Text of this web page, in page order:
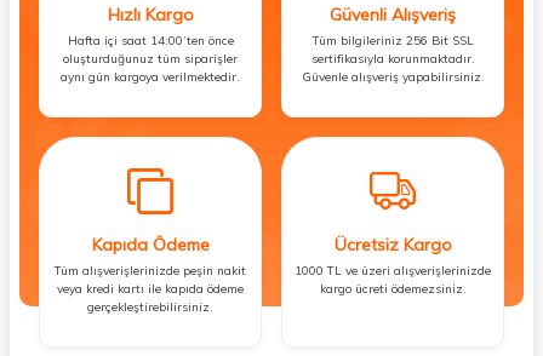
Hızlı Kargo
Hafta içi saat 14:00’ten önce
oluşturduğunuz tüm siparişler
aynı gün kargoya verilmektedir.
Güvenli Alışveriş
Tüm bilgileriniz 256 Bit SSL
sertifikasıyla korunmaktadır.
Güvenle alışveriş yapabilirsiniz.
Kapıda Ödeme
Tüm alışverişlerinizde peşin nakit
veya kredi kartı ile kapıda ödeme
gerçekleştirebilirsiniz.
Ücretsiz Kargo
1000 TL ve üzeri alışverişlerinizde
kargo ücreti ödemezsiniz.